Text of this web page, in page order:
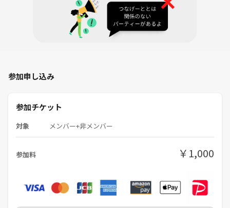
参加申し込み
参加チケット
対象 メンバー+非メンバー
参加料 ￥1,000